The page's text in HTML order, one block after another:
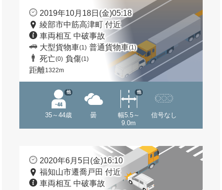
2019年10月18日(金)05:18
綾部市中筋高津町 付近
車両相互 中破事故
大型貨物車(1) 普通貨物車(1)
死亡(0) 負傷(1)
距離1322m
35～44歳
他
曇
幅5.5～
9.0m
他
信号なし
2020年6月5日(金)16:10
福知山市遷喬戸田 付近
車両相互 中破事故